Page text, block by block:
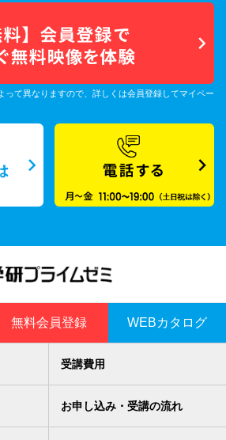
て異なりますので、詳しくは会員登録してマイペー
WEBカタログ
無料会員登録
受講費用
お申し込み・受講の流れ